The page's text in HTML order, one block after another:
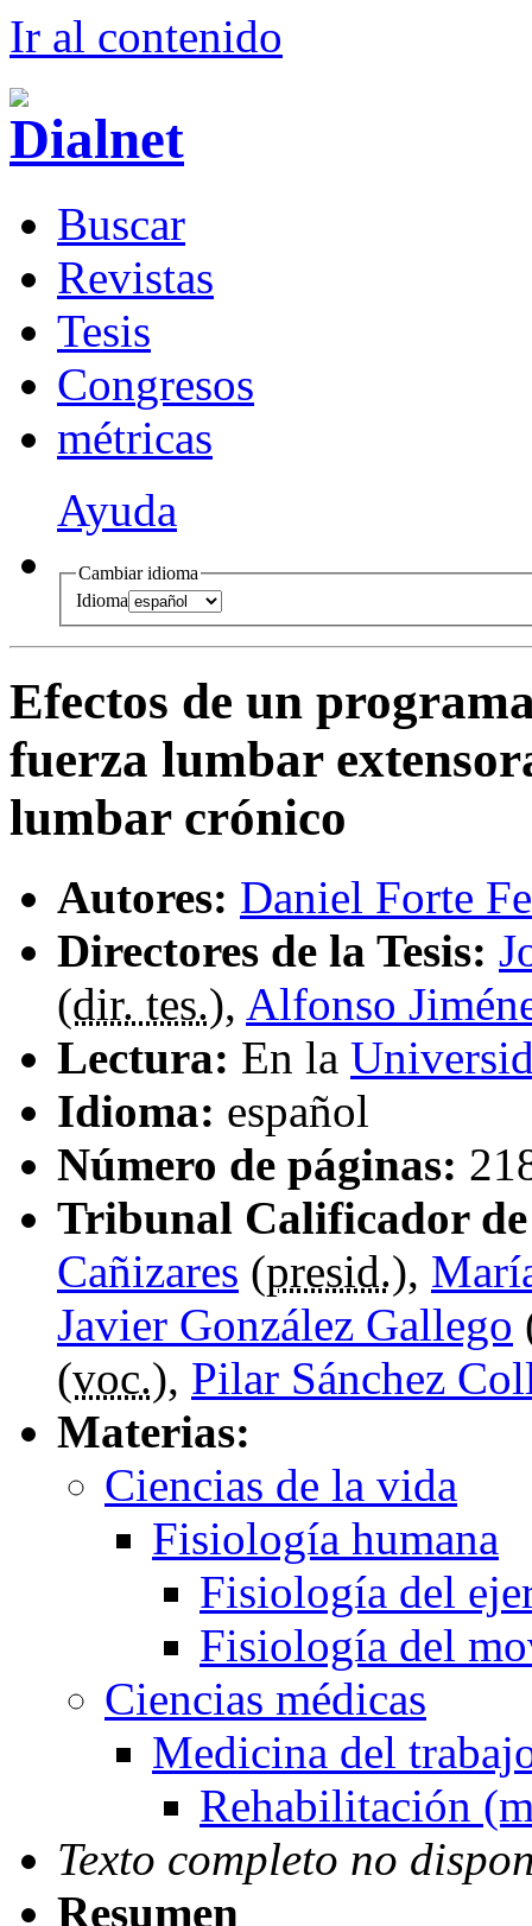
Ir al contenido
Buscar
Revistas
Tesis
Congresos
métricas
Ayuda
Cambiar idioma
Idioma
Efectos de un
fuerza lumbar
lumbar crónico
Autores: Daniel Forte
Directores de la Tesis:
(dir. tes.), Alfonso
Lectura: En la
Idioma: español
Número de páginas:
Tribunal Calificador de
Cañizares (presid.),
Javier González Gallego
(voc.), Pilar Sánchez
Materias:
Ciencias de la vida
Fisiología humana
Fisiología del
Fisiología del
Ciencias médicas
Medicina del
Rehabilitación
Texto completo no
Resumen